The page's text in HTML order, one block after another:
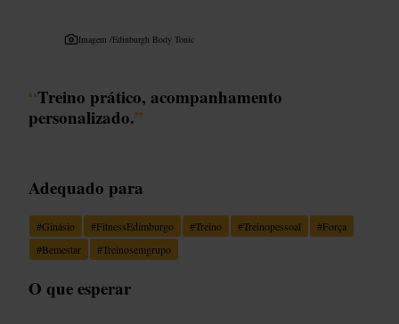
Imagem /Edinburgh Body Tonic
“Treino prático, acompanhamento
personalizado.”
Adequado para
#Ginásio #FitnessEdimburgo #Treino #Treinopessoal #Força
#Bemestar #Treinosemgrupo
O que esperar